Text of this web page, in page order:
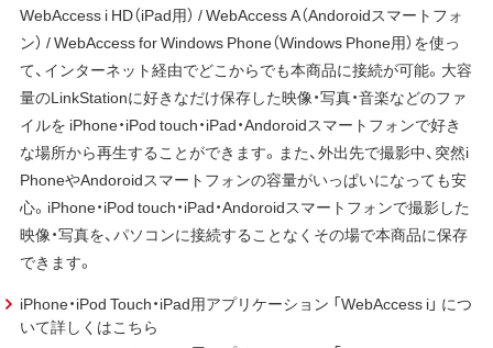
WebAccess i HD（iPad用） / WebAccess A（Andoroidスマートフォ
ン） / WebAccess for Windows Phone（Windows Phone用）を使っ
て、インターネット経由でどこからでも本商品に接続が可能。大容
量のLinkStationに好きなだけ保存した映像・写真・音楽などのファ
イルを iPhone・iPod touch・iPad・Andoroidスマートフォンで好き
な場所から再生することができます。また、外出先で撮影中、突然i
PhoneやAndoroidスマートフォンの容量がいっぱいになっても安
心。iPhone・iPod touch・iPad・Andoroidスマートフォンで撮影した
映像・写真を、パソコンに接続することなくその場で本商品に保存
できます。
iPhone・iPod Touch・iPad用アプリケーション 「WebAccess i」 につ
いて詳しくはこちら